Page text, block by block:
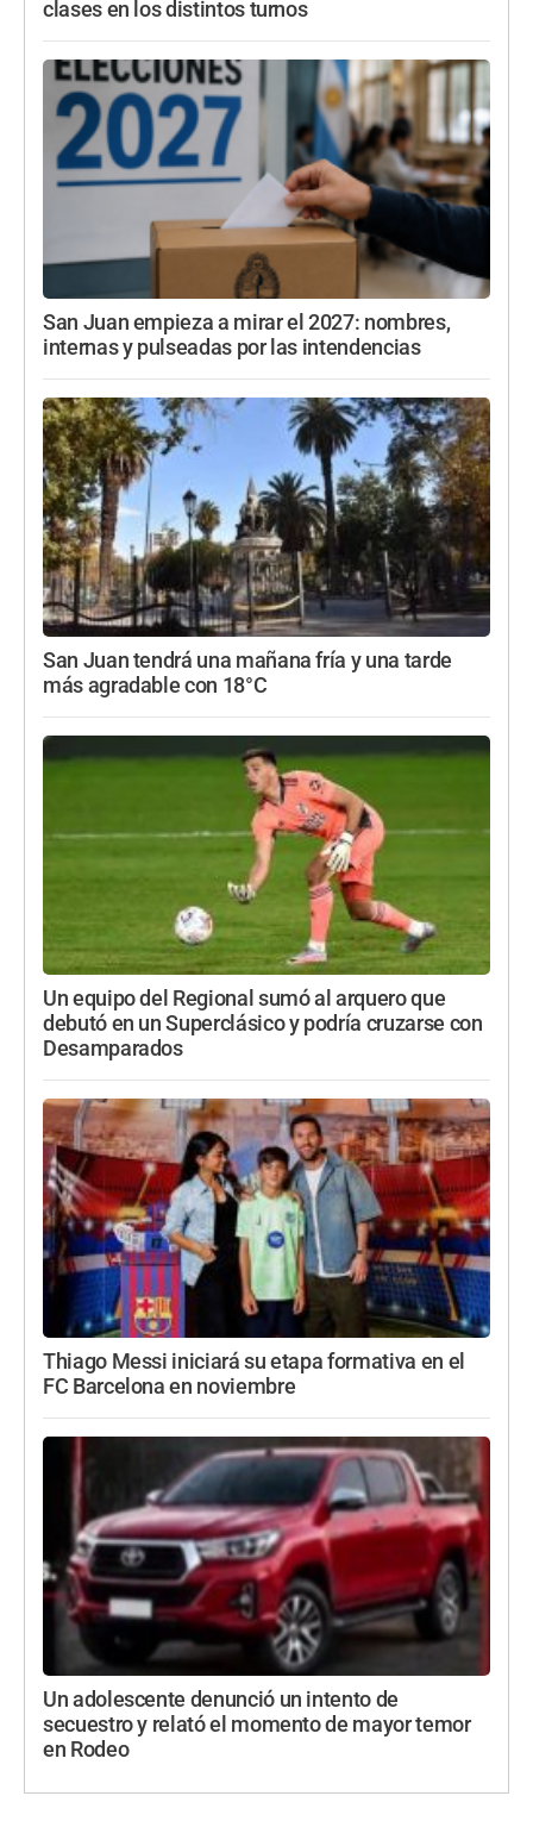
clases en los distintos turnos
San Juan empieza a mirar el 2027: nombres,
internas y pulseadas por las intendencias
San Juan tendrá una mañana fría y una tarde
más agradable con 18°C
Un equipo del Regional sumó al arquero que
debutó en un Superclásico y podría cruzarse con
Desamparados
Thiago Messi iniciará su etapa formativa en el
FC Barcelona en noviembre
Un adolescente denunció un intento de
secuestro y relató el momento de mayor temor
en Rodeo